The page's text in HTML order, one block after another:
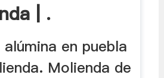
| .
en puebla
Molienda de